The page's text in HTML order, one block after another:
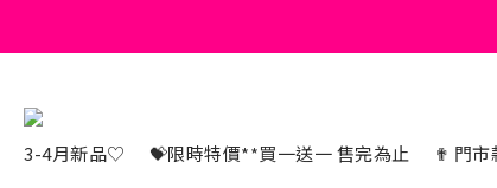
3-4月新品♡ 💝限時特價**買一送一 售完為止 ✟ 門